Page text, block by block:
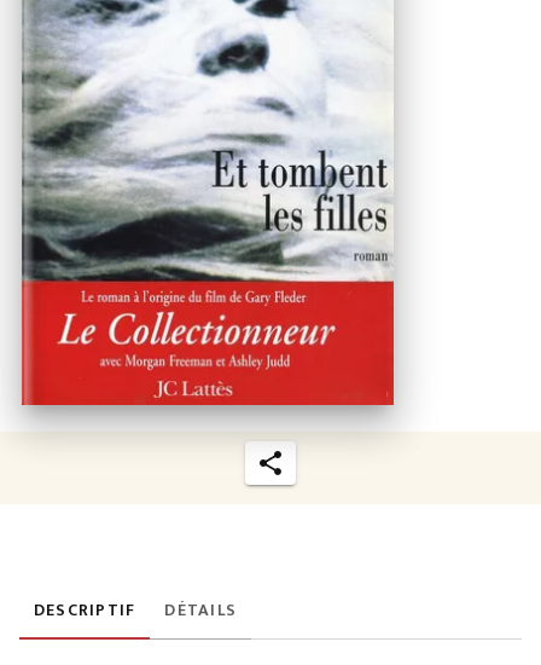
DESCRIPTIF DÉTAILS